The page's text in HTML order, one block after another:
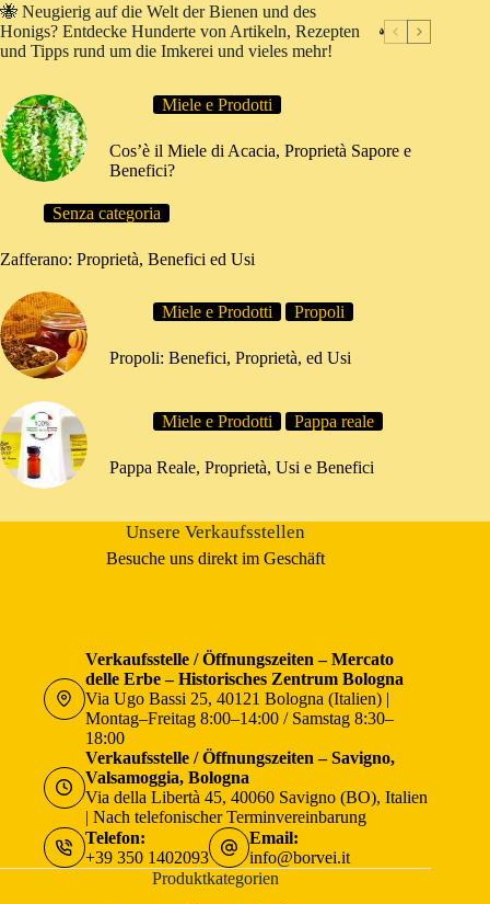
🐝 Neugierig auf die Welt der Bienen und des
Honigs? Entdecke Hunderte von Artikeln, Rezepten
und Tipps rund um die Imkerei und vieles mehr!
Miele e Prodotti
Cos’è il Miele di Acacia, Proprietà Sapore e
Benefici?
Senza categoria
Zafferano: Proprietà, Benefici ed Usi
Miele e Prodotti Propoli
Propoli: Benefici, Proprietà, ed Usi
Miele e Prodotti Pappa reale
Pappa Reale, Proprietà, Usi e Benefici
Unsere Verkaufsstellen
Besuche uns direkt im Geschäft
Verkaufsstelle / Öffnungszeiten – Mercato
delle Erbe – Historisches Zentrum Bologna
Via Ugo Bassi 25, 40121 Bologna (Italien) |
Montag–Freitag 8:00–14:00 / Samstag 8:30–
18:00
Verkaufsstelle / Öffnungszeiten – Savigno,
Valsamoggia, Bologna
Via della Libertà 45, 40060 Savigno (BO), Italien
| Nach telefonischer Terminvereinbarung
Telefon:
+39 350 1402093
Email:
info@borvei.it
Produktkategorien